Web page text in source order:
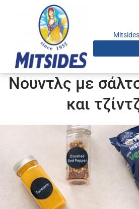
Νουντλς με
και